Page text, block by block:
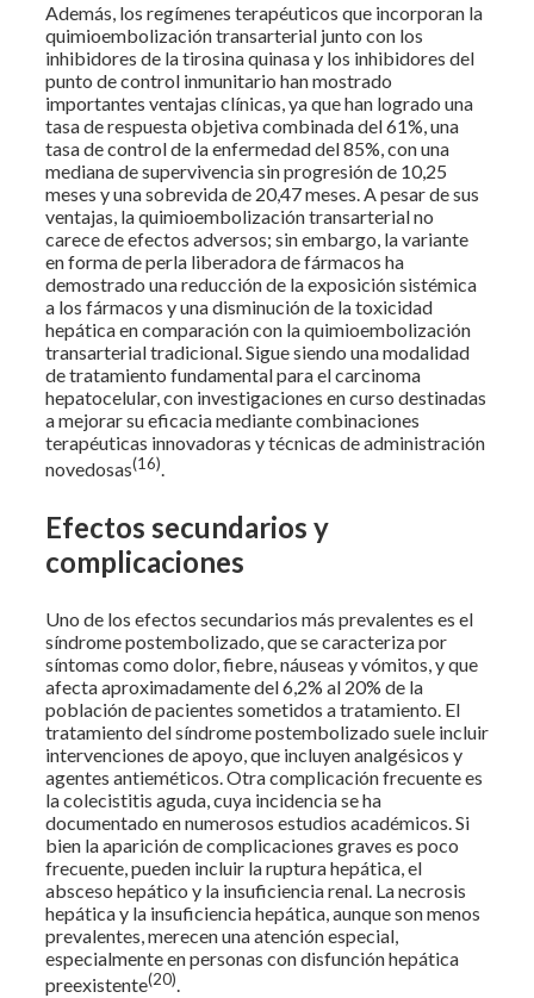
Además, los regímenes terapéuticos que incorporan la
quimioembolización transarterial junto con los
inhibidores de la tirosina quinasa y los inhibidores del
punto de control inmunitario han mostrado
importantes ventajas clínicas, ya que han logrado una
tasa de respuesta objetiva combinada del 61%, una
tasa de control de la enfermedad del 85%, con una
mediana de supervivencia sin progresión de 10,25
meses y una sobrevida de 20,47 meses. A pesar de sus
ventajas, la quimioembolización transarterial no
carece de efectos adversos; sin embargo, la variante
en forma de perla liberadora de fármacos ha
demostrado una reducción de la exposición sistémica
a los fármacos y una disminución de la toxicidad
hepática en comparación con la quimioembolización
transarterial tradicional. Sigue siendo una modalidad
de tratamiento fundamental para el carcinoma
hepatocelular, con investigaciones en curso destinadas
a mejorar su eficacia mediante combinaciones
terapéuticas innovadoras y técnicas de administración
novedosas(16).
Efectos secundarios y
complicaciones
Uno de los efectos secundarios más prevalentes es el
síndrome postembolizado, que se caracteriza por
síntomas como dolor, fiebre, náuseas y vómitos, y que
afecta aproximadamente del 6,2% al 20% de la
población de pacientes sometidos a tratamiento. El
tratamiento del síndrome postembolizado suele incluir
intervenciones de apoyo, que incluyen analgésicos y
agentes antieméticos. Otra complicación frecuente es
la colecistitis aguda, cuya incidencia se ha
documentado en numerosos estudios académicos. Si
bien la aparición de complicaciones graves es poco
frecuente, pueden incluir la ruptura hepática, el
absceso hepático y la insuficiencia renal. La necrosis
hepática y la insuficiencia hepática, aunque son menos
prevalentes, merecen una atención especial,
especialmente en personas con disfunción hepática
preexistente(20).